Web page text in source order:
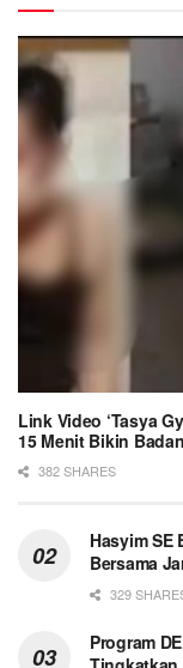
Link Video ‘Tasya
15 Menit Bikin
382 SHARES
Hasyim SE
Bersama
329
Program